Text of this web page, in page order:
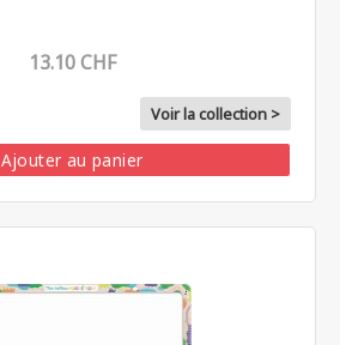
13.10 CHF
Voir la collection >
Ajouter au panier